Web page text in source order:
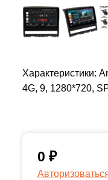
Характеристики:
4G, 9, 1280*720,
0 ₽